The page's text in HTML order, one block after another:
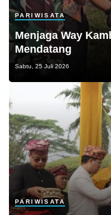
PARIWISATA
Menjaga Way
Mendatang
Sabtu, 25 Juli 2026
PARIWISATA